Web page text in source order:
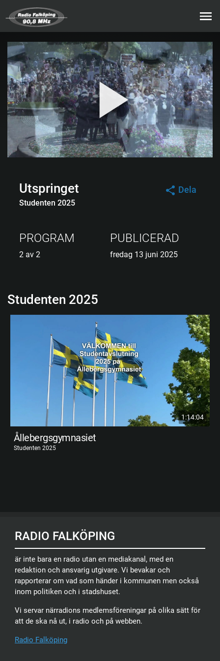
Dela
Utspringet
Studenten 2025
PROGRAM
2 av 2
PUBLICERAD
fredag 13 juni 2025
Studenten 2025
1:14:04
Ållebergsgymnasiet
Studenten 2025
RADIO FALKÖPING
är inte bara en radio utan en mediakanal, med en
redaktion och ansvarig utgivare. Vi bevakar och
rapporterar om vad som händer i kommunen men också
inom politiken och i stadshuset.
Vi servar närradions medlemsföreningar på olika sätt för
att de ska nå ut, i radio och på webben.
Radio Falköping